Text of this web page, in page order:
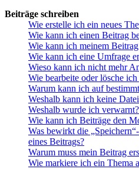
Beiträge schreiben
Wie erstelle ich ein neues
Wie kann ich einen Beitrag
Wie kann ich meinem
Wie kann ich eine Umfrage
Wieso kann ich nicht mehr
Wie bearbeite oder lösche
Warum kann ich auf
Weshalb kann ich keine
Weshalb wurde ich verwarnt?
Wie kann ich Beiträge den
Was bewirkt die
eines Beitrags?
Warum muss mein Beitrag
Wie markiere ich ein Thema